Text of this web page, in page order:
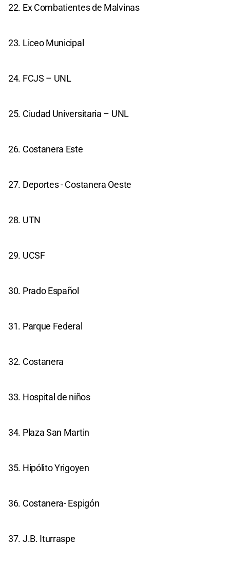
22. Ex Combatientes de Malvinas
23. Liceo Municipal
24. FCJS – UNL
25. Ciudad Universitaria – UNL
26. Costanera Este
27. Deportes - Costanera Oeste
28. UTN
29. UCSF
30. Prado Español
31. Parque Federal
32. Costanera
33. Hospital de niños
34. Plaza San Martin
35. Hipólito Yrigoyen
36. Costanera- Espigón
37. J.B. Iturraspe